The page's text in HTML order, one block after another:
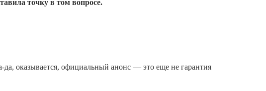
точку в том вопросе.
да, оказывается, официальный анонс —это еще не гарантия